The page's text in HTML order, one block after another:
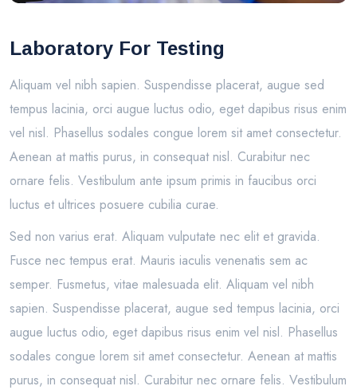
Laboratory For Testing
Aliquam vel nibh sapien. Suspendisse placerat, augue sed
tempus lacinia, orci augue luctus odio, eget dapibus risus enim
vel nisl. Phasellus sodales congue lorem sit amet consectetur.
Aenean at mattis purus, in consequat nisl. Curabitur nec
ornare felis. Vestibulum ante ipsum primis in faucibus orci
luctus et ultrices posuere cubilia curae.
Sed non varius erat. Aliquam vulputate nec elit et gravida.
Fusce nec tempus erat. Mauris iaculis venenatis sem ac
semper. Fusmetus, vitae malesuada elit. Aliquam vel nibh
sapien. Suspendisse placerat, augue sed tempus lacinia, orci
augue luctus odio, eget dapibus risus enim vel nisl. Phasellus
sodales congue lorem sit amet consectetur. Aenean at mattis
purus, in consequat nisl. Curabitur nec ornare felis. Vestibulum